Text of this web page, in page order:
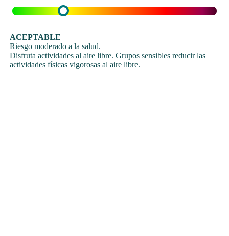
ACEPTABLE
Riesgo moderado a la salud.
Disfruta actividades al aire libre. Grupos sensibles reducir las
actividades físicas vigorosas al aire libre.